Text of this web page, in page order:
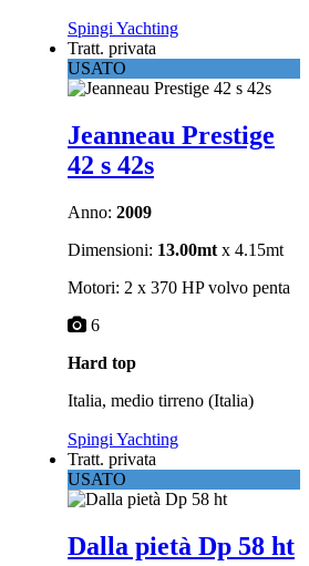
Spingi Yachting
Tratt. privata
USATO
Jeanneau Prestige
42 s 42s
Anno: 2009
Dimensioni: 13.00mt x 4.15mt
Motori: 2 x 370 HP volvo penta
6
Hard top
Italia, medio tirreno (Italia)
Spingi Yachting
Tratt. privata
USATO
Dalla pietà Dp 58 ht